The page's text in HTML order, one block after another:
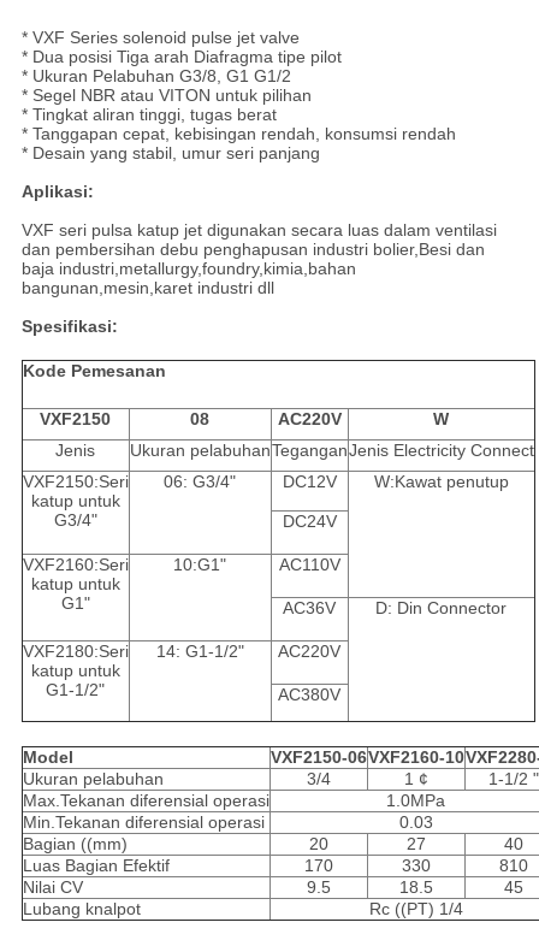
* VXF Series solenoid pulse jet valve
* Dua posisi Tiga arah Diafragma tipe pilot
* Ukuran Pelabuhan G3/8, G1 G1/2
* Segel NBR atau VITON untuk pilihan
* Tingkat aliran tinggi, tugas berat
* Tanggapan cepat, kebisingan rendah, konsumsi rendah
* Desain yang stabil, umur seri panjang
Aplikasi:
VXF seri pulsa katup jet digunakan secara luas dalam ventilasi
dan pembersihan debu penghapusan industri bolier,Besi dan
baja industri,metallurgy,foundry,kimia,bahan
bangunan,mesin,karet industri dll
Spesifikasi:
Kode Pemesanan
VXF2150 08 AC220V
W
Jenis
Ukuran pelabuhanTeganganJenis Electricity Connect
VXF2150:Seri
katup untuk
G3/4"
06: G3/4" DC12V W:Kawat penutup
DC24V
VXF2160:Seri
katup untuk
G1"
10:G1" AC110V
AC36V D: Din Connector
VXF2180:Seri
katup untuk
G1-1/2"
14: G1-1/2" AC220V
AC380V
Model VXF2150-06VXF2160-10
Ukuran pelabuhan
3/4 1 ¢
1-1/2 "
Max.Tekanan diferensial operasi
1.0MPa
Min.Tekanan diferensial operasi
0.03
Bagian ((mm)
20 27
40
Luas Bagian Efektif
170 330
810
Nilai CV
9.5 18.5
45
Lubang knalpot
Rc ((PT) 1/4